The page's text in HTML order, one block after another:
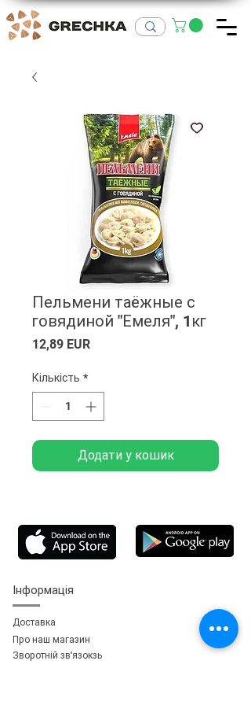
Пельмени таёжные с
говядиной "Емеля", 1кг
12,89 EURЦіна
Кількість *
Додати у кошик
Інформація
Доставка
Про наш магазин
Зворотній зв'язокзь